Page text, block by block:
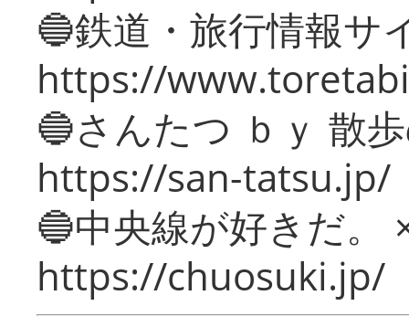
🔵鉄道・旅行情報サ
https://
🔵さんたつ ｂｙ 散
https://san-tatsu.jp/
🔵中央線が好きだ。
https://chuosuki.jp/